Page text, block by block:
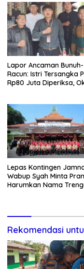
Lapor Ancaman Bunuh-
Racun: Istri Tersangka
Rp80 Juta Diperiksa,
Lepas Kontingen
Wabup Syah Minta
Harumkan Nama
Rekomendasi